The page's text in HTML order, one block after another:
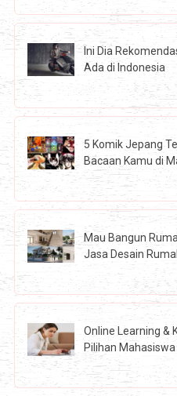
Ini Dia
Ada di Indonesia
5 Komik Jepang
Bacaan Kamu di
Mau Bangun
Jasa Desain
Online Learning &
Pilihan Mahasiswa